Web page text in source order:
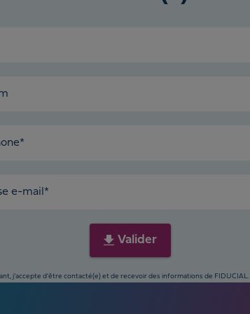
e-mail*
Valider
j'accepte d'être contacté(e) et de recevoir des informations de FIDUCIAL.